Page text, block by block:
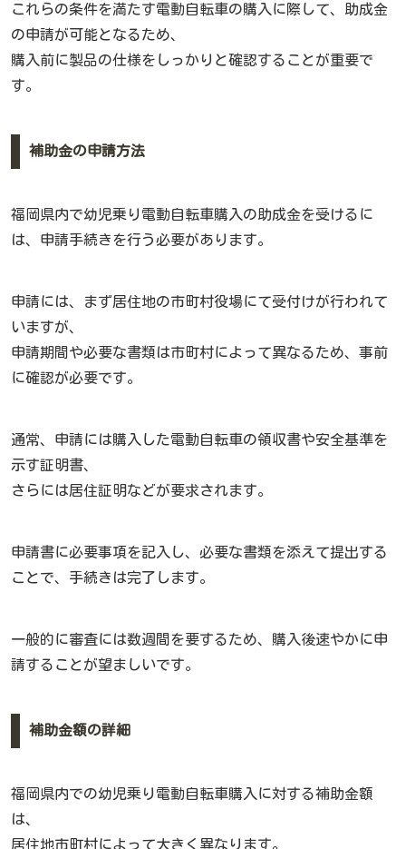
これらの条件を満たす電動自転車の購入に際して、助成金
の申請が可能となるため、
購入前に製品の仕様をしっかりと確認することが重要で
す。
補助金の申請方法
福岡県内で幼児乗り電動自転車購入の助成金を受けるに
は、申請手続きを行う必要があります。
申請には、まず居住地の市町村役場にて受付けが行われて
いますが、
申請期間や必要な書類は市町村によって異なるため、事前
に確認が必要です。
通常、申請には購入した電動自転車の領収書や安全基準を
示す証明書、
さらには居住証明などが要求されます。
申請書に必要事項を記入し、必要な書類を添えて提出する
ことで、手続きは完了します。
一般的に審査には数週間を要するため、購入後速やかに申
請することが望ましいです。
補助金額の詳細
福岡県内での幼児乗り電動自転車購入に対する補助金額
は、
居住地市町村によって大きく異なります。